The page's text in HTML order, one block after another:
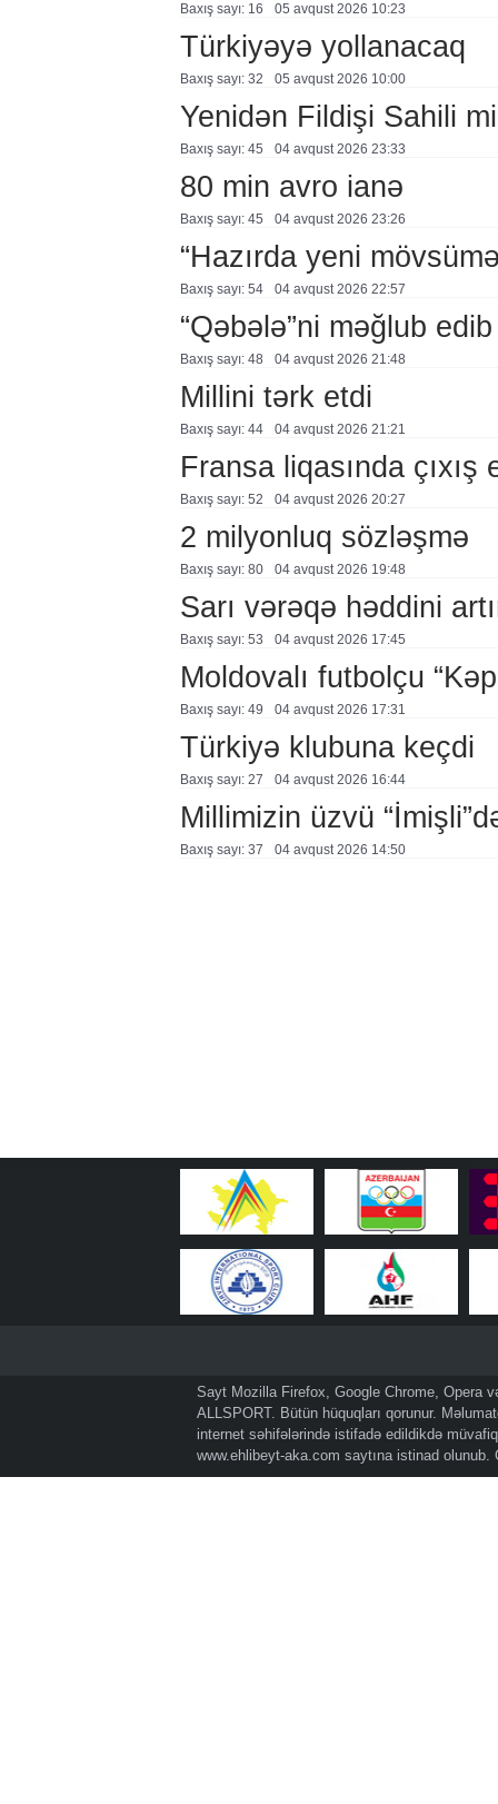
Baxış sayı: 16 05 avqust 2026 10:23
Türkiyəyə yollanacaq
Baxış sayı: 32 05 avqust 2026 10:00
Yenidən Fildişi Sahili
Baxış sayı: 45 04 avqust 2026 23:33
80 min avro ianə
Baxış sayı: 45 04 avqust 2026 23:26
“Hazırda yeni
Baxış sayı: 54 04 avqust 2026 22:57
“Qəbələ”ni məğlub edib
Baxış sayı: 48 04 avqust 2026 21:48
Millini tərk etdi
Baxış sayı: 44 04 avqust 2026 21:21
Fransa liqasında çıxış
Baxış sayı: 52 04 avqust 2026 20:27
2 milyonluq sözləşmə
Baxış sayı: 80 04 avqust 2026 19:48
Sarı vərəqə həddini
Baxış sayı: 53 04 avqust 2026 17:45
Moldovalı futbolçu
Baxış sayı: 49 04 avqust 2026 17:31
Türkiyə klubuna keçdi
Baxış sayı: 27 04 avqust 2026 16:44
Millimizin üzvü
Baxış sayı: 37 04 avqust 2026 14:50
Sayt Mozilla Firefox, Google Chrome, Opera
ALLSPORT. Bütün hüquqları qorunur.
internet səhifələrində istifadə edildikdə
www.ehlibeyt-aka.com saytına istinad olunub.